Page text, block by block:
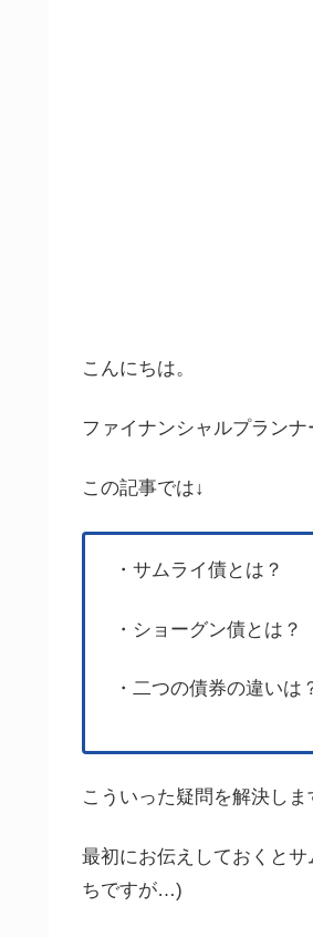
こんにちは。
ファイナンシャルプランナ
この記事では↓
・サムライ債とは？
・ショーグン債とは？
・二つの債券の違いは
こういった疑問を解決しま
最初にお伝えしておくと
ちですが…)